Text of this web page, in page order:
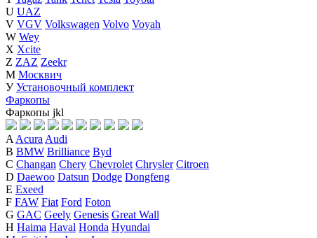
U UAZ
V VGV Volkswagen Volvo Voyah
W Wey
X Xcite
Z ZAZ Zeekr
М Москвич
У Установочный комплект
Фаркопы
Фаркопы jkl
AAcuraAudi
B BMW Brilliance Byd
C Changan Chery Chevrolet Chrysler Citroen
D Daewoo Datsun Dodge Dongfeng
E Exeed
F FAW Fiat Ford Foton
G GAC Geely Genesis Great Wall
H Haima Haval Honda Hyundai